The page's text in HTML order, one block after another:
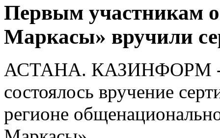
Первым участникам
Маркасы» вручили
АСТАНА. КАЗИНФОРМ - 7
состоялось вручение
регионе